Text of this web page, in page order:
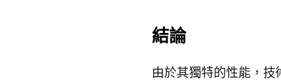
結論
由於其獨特的性能，